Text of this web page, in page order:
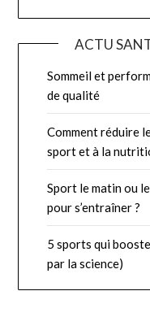
ACTU
Sommeil et
de qualité
Comment réduire
sport et à la
Sport le matin ou
pour s’entraîner ?
5 sports qui
par la science)